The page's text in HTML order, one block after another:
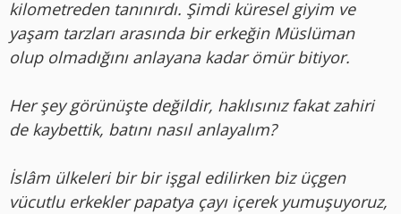
kilometreden tanınırdı. Şimdi küresel giyim ve
yaşam tarzları arasında bir erkeğin Müslüman
olup olmadığını anlayana kadar ömür bitiyor.
Her şey görünüşte değildir, haklısınız fakat zahiri
de kaybettik, batını nasıl anlayalım?
İslâm ülkeleri bir bir işgal edilirken biz üçgen
vücutlu erkekler papatya çayı içerek yumuşuyoruz,